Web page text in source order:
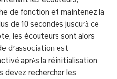
de fonction et maintenez la
de 10 secondes jusqu’à ce
les écouteurs sont alors
d’association est
après la réinitialisation
devez rechercher les